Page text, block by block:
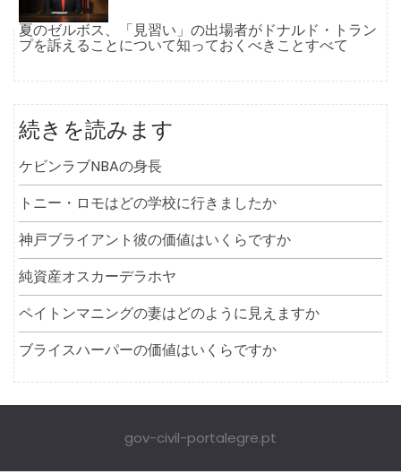
夏のゼルボス、「見習い」の出場者がドナルド・トラン
プを訴えることについて知っておくべきことすべて
続きを読みます
ケビンラブNBAの身長
トニー・ロモはどの学校に行きましたか
神戸ブライアント彼の価値はいくらですか
純資産オスカーデラホヤ
ペイトンマニングの妻はどのように見えますか
ブライスハーパーの価値はいくらですか
gov-civil-portalegre.pt